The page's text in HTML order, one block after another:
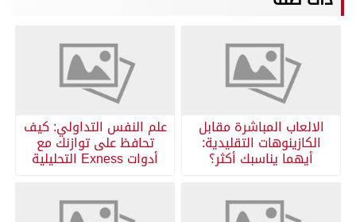
الالعاب المباشرة مقابل
الكازينوهات التقليدية:
أيهما يناسبك أكثر؟
علم النفس التداولي: كيف
تحافظ على توازنك مع
أدوات Exness التحليلية